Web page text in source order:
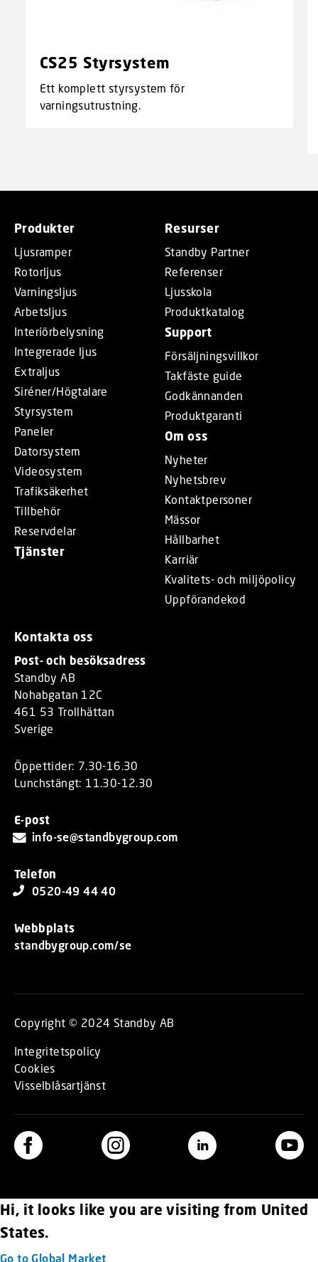
CS25 Styrsystem
Ett komplett styrsystem för
varningsutrustning.
Produkter
Ljusramper
Rotorljus
Varningsljus
Arbetsljus
Interiörbelysning
Integrerade ljus
Extraljus
Siréner/Högtalare
Styrsystem
Paneler
Datorsystem
Videosystem
Trafiksäkerhet
Tillbehör
Reservdelar
Tjänster
Resurser
Standby Partner
Referenser
Ljusskola
Produktkatalog
Support
Försäljningsvillkor
Takfäste guide
Godkännanden
Produktgaranti
Om oss
Nyheter
Nyhetsbrev
Kontaktpersoner
Mässor
Hållbarhet
Karriär
Kvalitets- och miljöpolicy
Uppförandekod
Kontakta oss
Post- och besöksadress
Standby AB
Nohabgatan 12C
461 53 Trollhättan
Sverige
Öppettider: 7.30-16.30
Lunchstängt: 11.30-12.30
E-post
info-se@standbygroup.com
Telefon
0520-49 44 40
Webbplats
standbygroup.com/se
Copyright © 2024 Standby AB
Integritetspolicy
Cookies
Visselblåsartjänst
Hi, it looks like you are visiting from United
States.
Go to Global Market